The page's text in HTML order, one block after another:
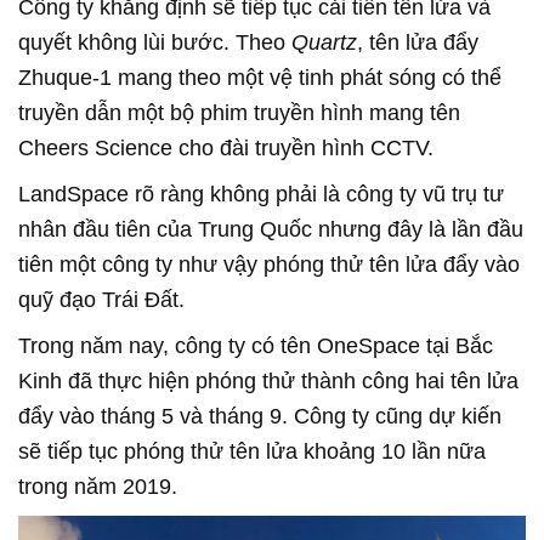
Công ty khẳng định sẽ tiếp tục cải tiến tên lửa và
quyết không lùi bước. Theo Quartz, tên lửa đẩy
Zhuque-1 mang theo một vệ tinh phát sóng có thể
truyền dẫn một bộ phim truyền hình mang tên
Cheers Science cho đài truyền hình CCTV.
LandSpace rõ ràng không phải là công ty vũ trụ tư
nhân đầu tiên của Trung Quốc nhưng đây là lần đầu
tiên một công ty như vậy phóng thử tên lửa đẩy vào
quỹ đạo Trái Đất.
Trong năm nay, công ty có tên OneSpace tại Bắc
Kinh đã thực hiện phóng thử thành công hai tên lửa
đẩy vào tháng 5 và tháng 9. Công ty cũng dự kiến
sẽ tiếp tục phóng thử tên lửa khoảng 10 lần nữa
trong năm 2019.